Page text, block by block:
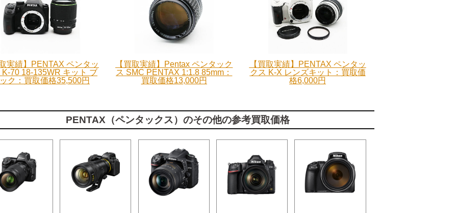
取実績】PENTAX ペンタッ
K-70 18-135WR キット ブ
ク：買取価格35,500円
【買取実績】Pentax ペンタック
ス SMC PENTAX 1:1.8 85mm：
買取価格13,000円
【買取実績】PENTAX ペンタッ
クス K-X レンズキット：買取価
格6,000円
PENTAX（ペンタックス）のその他の参考買取価格